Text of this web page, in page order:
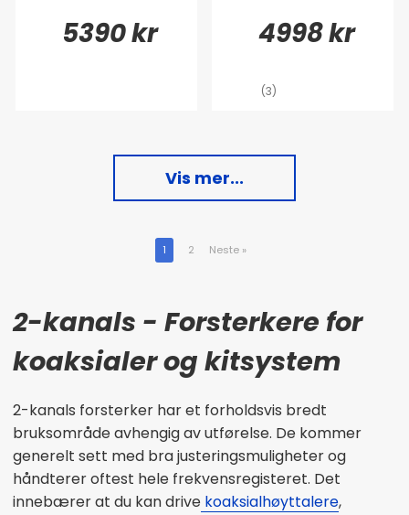
5390 kr 4998 kr
(3)
Vis mer...
1 2 Neste »
2-kanals - Forsterkere for
koaksialer og kitsystem
2-kanals forsterker har et forholdsvis bredt
bruksområde avhengig av utførelse. De kommer
generelt sett med bra justeringsmuligheter og
håndterer oftest hele frekvensregisteret. Det
innebærer at du kan drive koaksialhøyttalere,